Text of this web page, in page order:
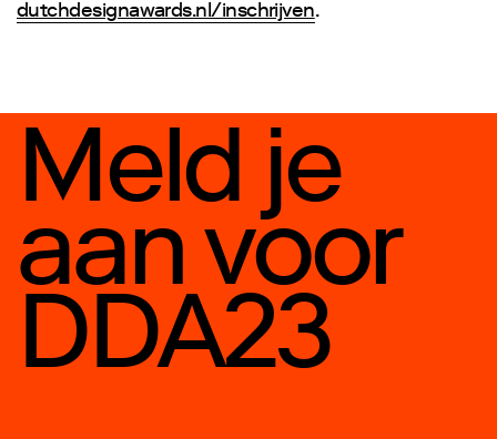
dutchdesignawards.nl/inschrijven.
Meld je
aan voor
DDA23